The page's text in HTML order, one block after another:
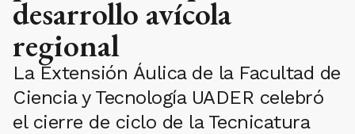
desarrollo avícola
regional
La Extensión Áulica de la Facultad de
Ciencia y Tecnología UADER celebró
el cierre de ciclo de la Tecnicatura